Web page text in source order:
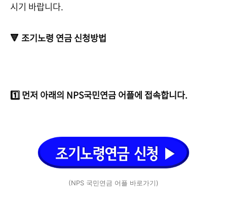
시기 바랍니다.
🔻 조기노령 연금 신청방법
1️⃣ 먼저 아래의 NPS국민연금 어플에 접속합니다.
(NPS 국민연금 어플 바로가기)